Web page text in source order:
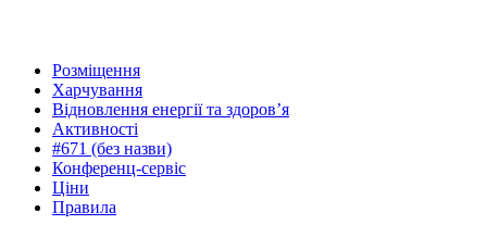
Розміщення
Харчування
Відновлення енергії та здоров’я
Активності
#671 (без назви)
Конференц-сервіс
Ціни
Правила